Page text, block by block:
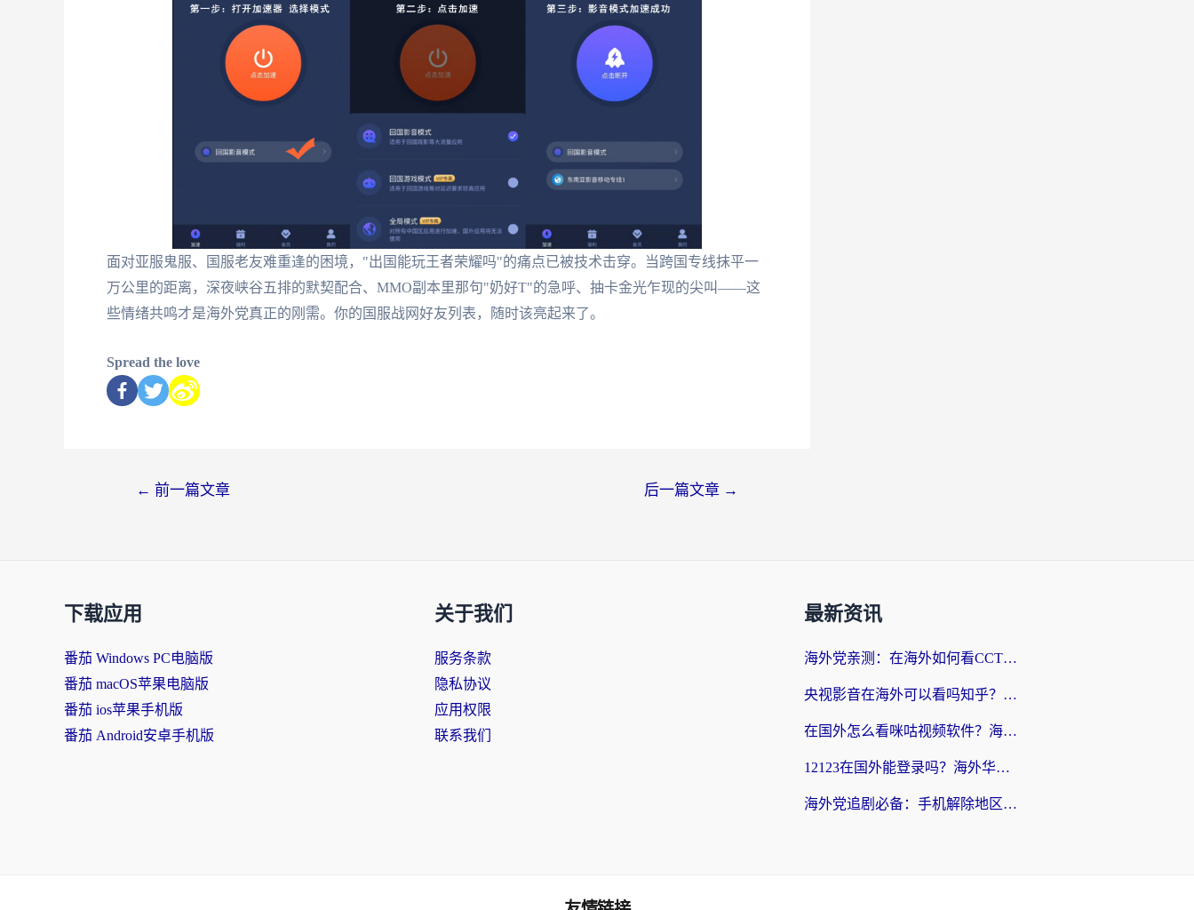
面对亚服鬼服、国服老友难重逢的困境，"出国能玩王者荣耀吗"的痛点已被技术击穿。当跨国专线抹平一
万公里的距离，深夜峡谷五排的默契配合、MMO副本里那句"奶好T"的急呼、抽卡金光乍现的尖叫——这
些情绪共鸣才是海外党真正的刚需。你的国服战网好友列表，随时该亮起来了。
Spread the love
← 前一篇文章 后一篇文章 →
下载应用
番茄 Windows PC电脑版
番茄 macOS苹果电脑版
番茄 ios苹果手机版
番茄 Android安卓手机版
关于我们
服务条款
隐私协议
应用权限
联系我们
最新资讯
海外党亲测：在海外如何看CCTV？告别“仅限大陆播放”的实用指南
央视影音在海外可以看吗知乎？留学生亲测：3步解决地域限制+追剧自由
在国外怎么看咪咕视频软件？海外党亲测有效的回国加速方案
12123在国外能登录吗？海外华人必看的回国加速实用指南
海外党追剧必备：手机解除地区限制app怎么选？解决央视视频&国内剧地区限制全指南